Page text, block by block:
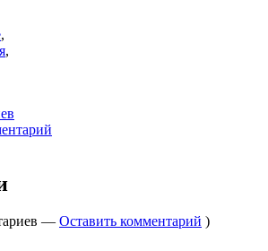
,
,
— Оставить комментарий )